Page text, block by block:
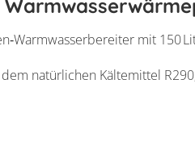
l
mit
natürlichen Kältemittel